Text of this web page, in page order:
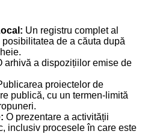
Un registru complet al
de a căuta după
arhivă a dispozițiilor emise de
proiectelor de
publică, cu un termen-limită
O prezentare a activității
inclusiv procesele în care este